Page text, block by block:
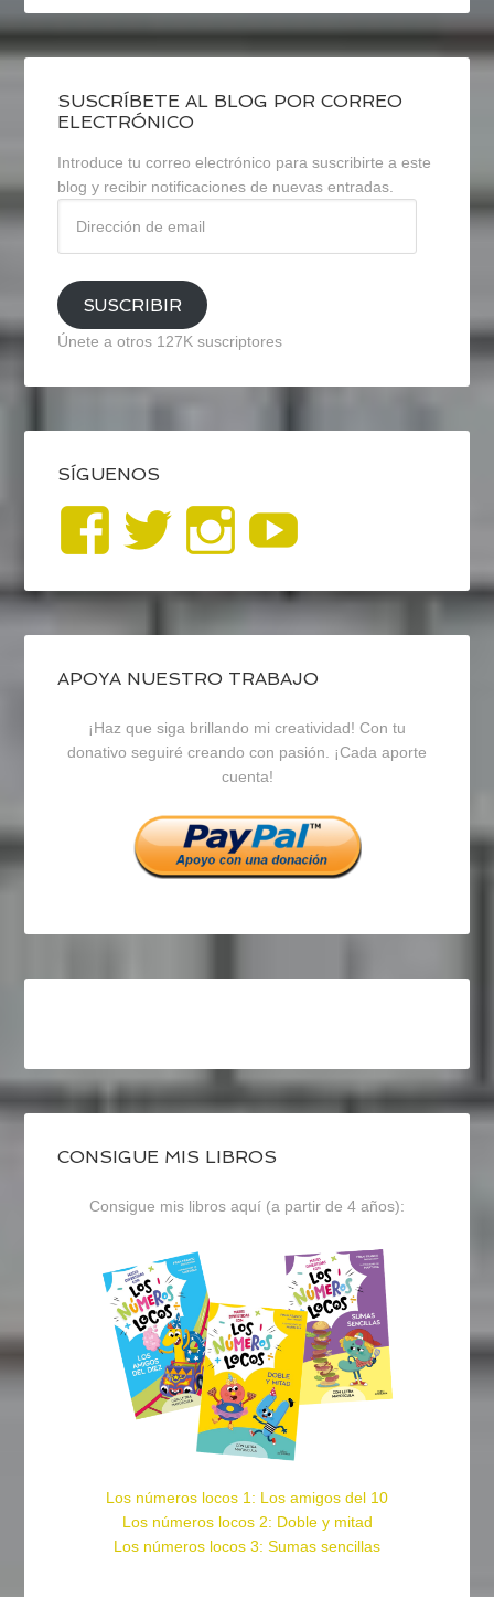
SUSCRÍBETE AL BLOG POR CORREO
ELECTRÓNICO
Introduce tu correo electrónico para suscribirte a este
blog y recibir notificaciones de nuevas entradas.
email
SUSCRIBIR
Únete a otros 127K suscriptores
SÍGUENOS
Ver
perfil
de
blogrecursosep
en
Facebook
Ver
perfil
de
recursosep
en
Twitter
Ver
perfil
de
recursosep
en
Instagram
APOYA NUESTRO TRABAJO
¡Haz que siga brillando mi creatividad! Con tu
donativo seguiré creando con pasión. ¡Cada aporte
cuenta!
CONSIGUE MIS LIBROS
Consigue mis libros aquí (a partir de 4 años):
Los números locos 1: Los amigos del 10
Los números locos 2: Doble y mitad
Los números locos 3: Sumas sencillas